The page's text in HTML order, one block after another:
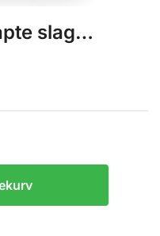
slag…